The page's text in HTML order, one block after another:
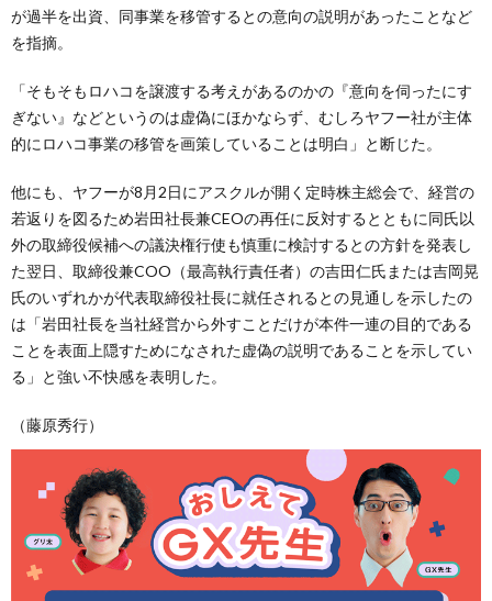
が過半を出資、同事業を移管するとの意向の説明があったことなど
を指摘。
「そもそもロハコを譲渡する考えがあるのかの『意向を伺ったにす
ぎない』などというのは虚偽にほかならず、むしろヤフー社が主体
的にロハコ事業の移管を画策していることは明白」と断じた。
他にも、ヤフーが8月2日にアスクルが開く定時株主総会で、経営の
若返りを図るため岩田社長兼CEOの再任に反対するとともに同氏以
外の取締役候補への議決権行使も慎重に検討するとの方針を発表し
た翌日、取締役兼COO（最高執行責任者）の吉田仁氏または吉岡晃
氏のいずれかが代表取締役社長に就任されるとの見通しを示したの
は「岩田社長を当社経営から外すことだけが本件一連の目的である
ことを表面上隠すためになされた虚偽の説明であることを示してい
る」と強い不快感を表明した。
（藤原秀行）